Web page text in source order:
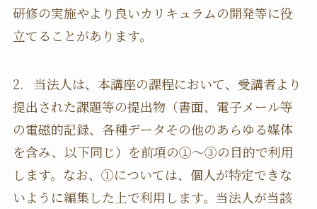
研修の実施やより良いカリキュラムの開発等に役
立てることがあります。
2. 当法人は、本講座の課程において、受講者より
提出された課題等の提出物（書面、電子メール等
の電磁的記録、各種データその他のあらゆる媒体
を含み、以下同じ）を前項の①～③の目的で利用
します。なお、①については、個人が特定できな
いように編集した上で利用します。当法人が当該